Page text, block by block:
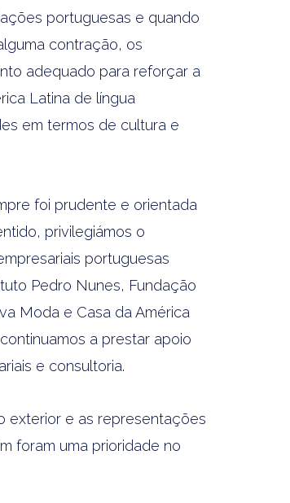
portuguesas e quando
contração, os
adequado para reforçar a
Latina de língua
em termos de cultura e
foi prudente e orientada
privilegiámos o
portuguesas
Pedro Nunes, Fundação
Moda e Casa da América
a prestar apoio
e consultoria.
exterior e as representações
foram uma prioridade no